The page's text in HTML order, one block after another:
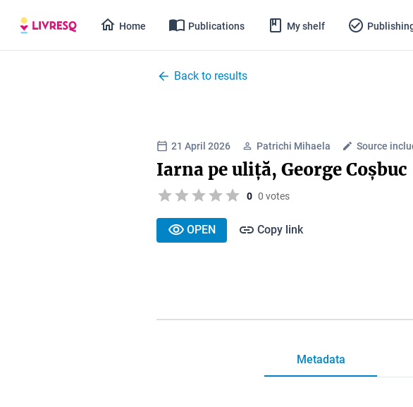
Home Publications My shelf
Back to results
21 April 2026 Patrichi Mihaela Source
Iarna pe uliță, George Coșbuc
0 0 votes
OPEN Copy link
Metadata